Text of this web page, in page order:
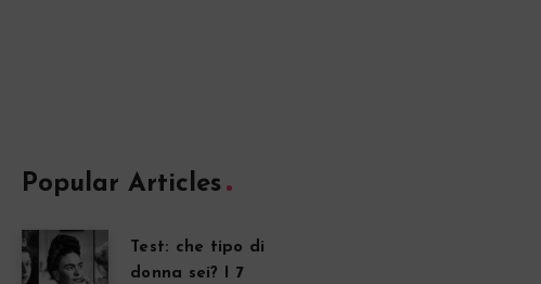
Popular Articles
Test: che tipo di
donna sei? I 7